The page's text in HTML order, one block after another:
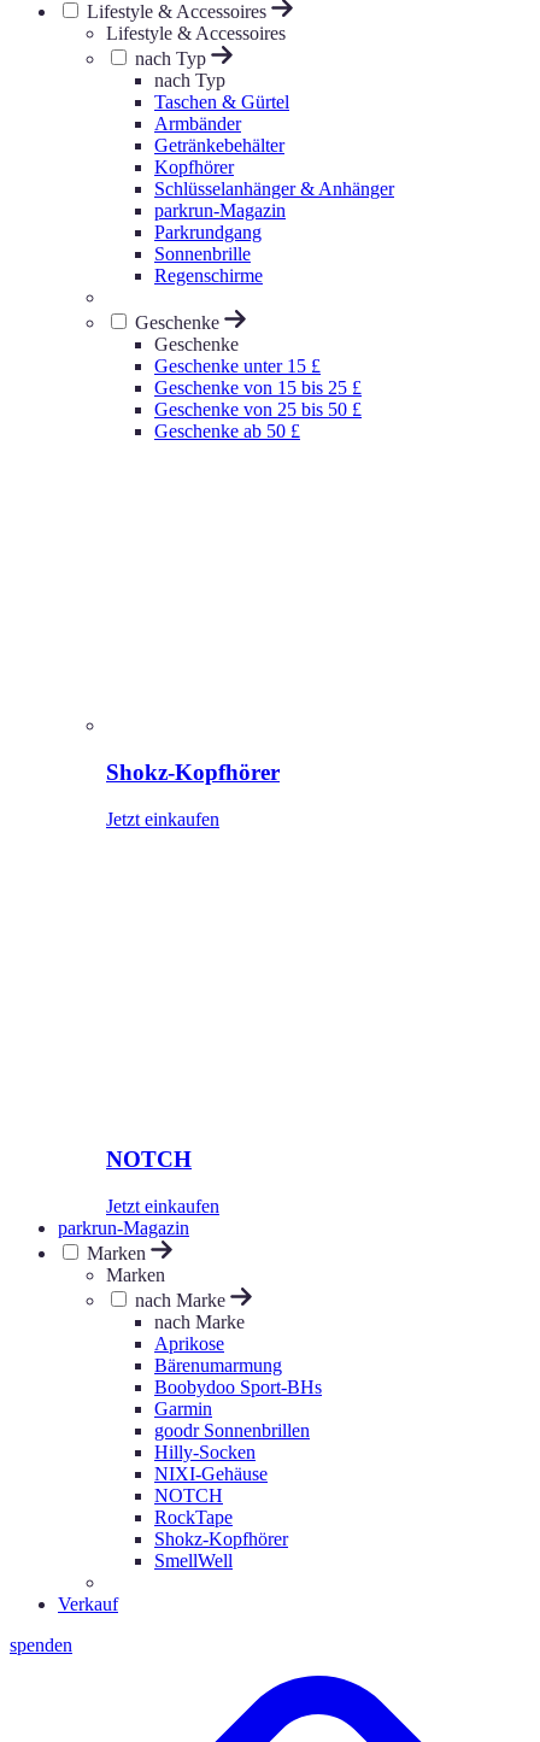
Lifestyle & Accessoires
Lifestyle & Accessoires
nach Typ
nach Typ
Taschen & Gürtel
Armbänder
Getränkebehälter
Kopfhörer
Schlüsselanhänger & Anhänger
parkrun-Magazin
Parkrundgang
Sonnenbrille
Regenschirme
Geschenke
Geschenke
Geschenke unter 15 £
Geschenke von 15 bis 25 £
Geschenke von 25 bis 50 £
Geschenke ab 50 £
Shokz-Kopfhörer
Jetzt einkaufen
NOTCH
Jetzt einkaufen
parkrun-Magazin
Marken
Marken
nach Marke
nach Marke
Aprikose
Bärenumarmung
Boobydoo Sport-BHs
Garmin
goodr Sonnenbrillen
Hilly-Socken
NIXI-Gehäuse
NOTCH
RockTape
Shokz-Kopfhörer
SmellWell
Verkauf
spenden